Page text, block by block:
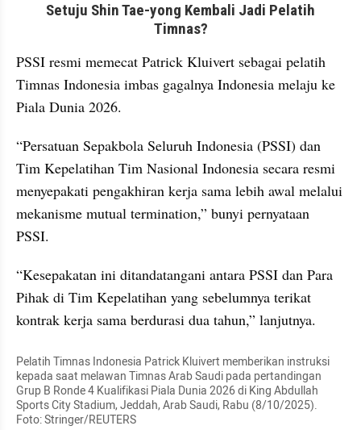
embed from external kumparan
PSSI resmi memecat Patrick Kluivert sebagai pelatih
Timnas Indonesia imbas gagalnya Indonesia melaju ke
Piala Dunia 2026.
“Persatuan Sepakbola Seluruh Indonesia (PSSI) dan
Tim Kepelatihan Tim Nasional Indonesia secara resmi
menyepakati pengakhiran kerja sama lebih awal melalui
mekanisme mutual termination,” bunyi pernyataan
PSSI.
“Kesepakatan ini ditandatangani antara PSSI dan Para
Pihak di Tim Kepelatihan yang sebelumnya terikat
kontrak kerja sama berdurasi dua tahun,” lanjutnya.
Pelatih Timnas Indonesia Patrick Kluivert memberikan instruksi
kepada saat melawan Timnas Arab Saudi pada pertandingan
Grup B Ronde 4 Kualifikasi Piala Dunia 2026 di King Abdullah
Sports City Stadium, Jeddah, Arab Saudi, Rabu (8/10/2025).
Foto: Stringer/REUTERS